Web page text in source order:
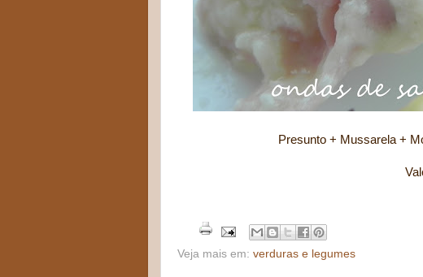
Presunto + Mussarela + Molho
Vale a pena fazer... é
Veja mais em: verduras e legumes